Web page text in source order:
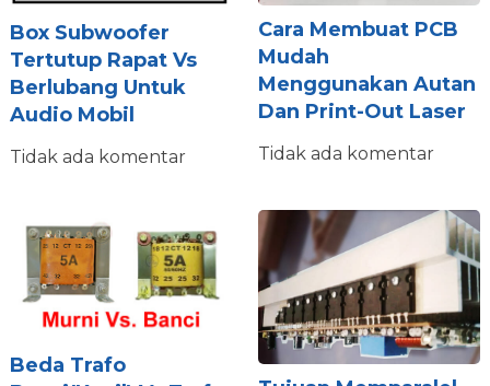
Box Subwoofer
Tertutup Rapat Vs
Berlubang Untuk
Audio Mobil
Tidak ada komentar
Cara Membuat PCB
Mudah
Menggunakan Autan
Dan Print-Out Laser
Tidak ada komentar
Beda Trafo